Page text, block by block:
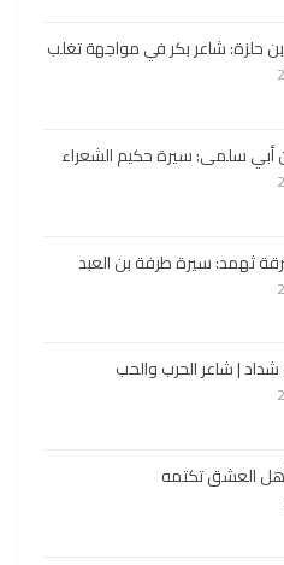
حلزة: شاعر بكر في مواجهة تغلب
أبي سلمى: سيرة حكيم الشعراء
ثهمد: سيرة طرفة بن العبد
| شاعر الحرب والحب
العشق تكتمه